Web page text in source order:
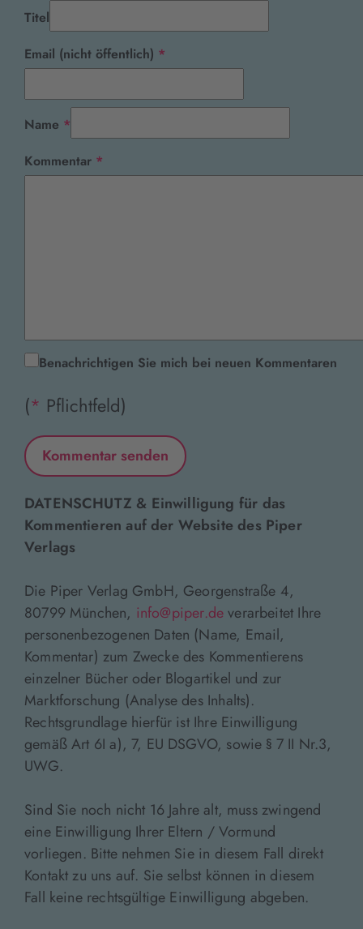
Titel
Email (nicht öffentlich) *
Name *
Kommentar *
Benachrichtigen Sie mich bei neuen Kommentaren
(* Pflichtfeld)
DATENSCHUTZ & Einwilligung für das
Kommentieren auf der Website des Piper
Verlags
Die Piper Verlag GmbH, Georgenstraße 4,
80799 München, info@piper.deverarbeitet Ihre
personenbezogenen Daten (Name, Email,
Kommentar) zum Zwecke des Kommentierens
einzelner Bücher oder Blogartikel und zur
Marktforschung (Analyse des Inhalts).
Rechtsgrundlage hierfür ist Ihre Einwilligung
gemäß Art 6I a), 7, EU DSGVO, sowie § 7 II Nr.3,
UWG.
Sind Sie noch nicht 16 Jahre alt, muss zwingend
eine Einwilligung Ihrer Eltern / Vormund
vorliegen. Bitte nehmen Sie in diesem Fall direkt
Kontakt zu uns auf. Sie selbst können in diesem
Fall keine rechtsgültige Einwilligung abgeben.